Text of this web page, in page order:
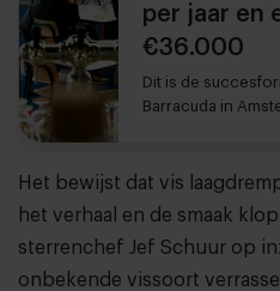
per jaar en
€36.000
Dit is de
Barracuda in
Het bewijst dat vis
het verhaal en de smaak
sterrenchef Jef Schuur op
onbekende vissoort